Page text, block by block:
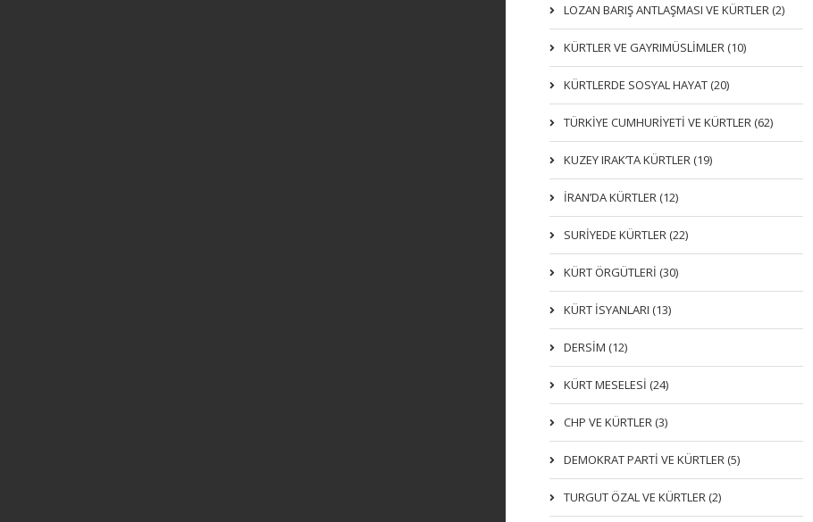
LOZAN BARIŞ ANTLAŞMASI VE KÜRTLER (2)
KÜRTLER VE GAYRIMÜSLIMLER (10)
KÜRTLERDE SOSYAL HAYAT (20)
TÜRKİYE CUMHURİYETİ VE KÜRTLER (62)
KUZEY IRAK’TA KÜRTLER (19)
İRAN’DA KÜRTLER (12)
SURİYEDE KÜRTLER (22)
KÜRT ÖRGÜTLERİ (30)
KÜRT İSYANLARI (13)
DERSIM (12)
KÜRT MESELESİ (24)
CHP VE KÜRTLER (3)
DEMOKRAT PARTI VE KÜRTLER (5)
TURGUT ÖZAL VE KÜRTLER (2)